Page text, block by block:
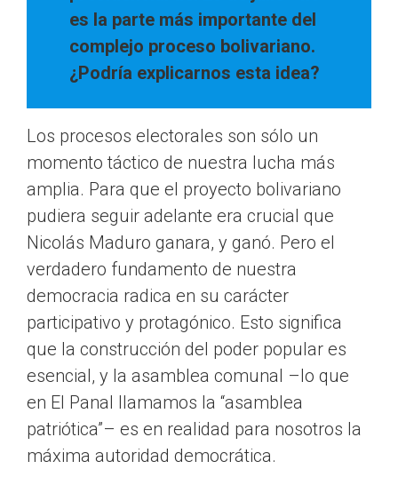
es la parte más importante del
complejo proceso bolivariano.
¿Podría explicarnos esta idea?
Los procesos electorales son sólo un
momento táctico de nuestra lucha más
amplia. Para que el proyecto bolivariano
pudiera seguir adelante era crucial que
Nicolás Maduro ganara, y ganó. Pero el
verdadero fundamento de nuestra
democracia radica en su carácter
participativo y protagónico. Esto significa
que la construcción del poder popular es
esencial, y la asamblea comunal –lo que
en El Panal llamamos la “asamblea
patriótica”– es en realidad para nosotros la
máxima autoridad democrática.